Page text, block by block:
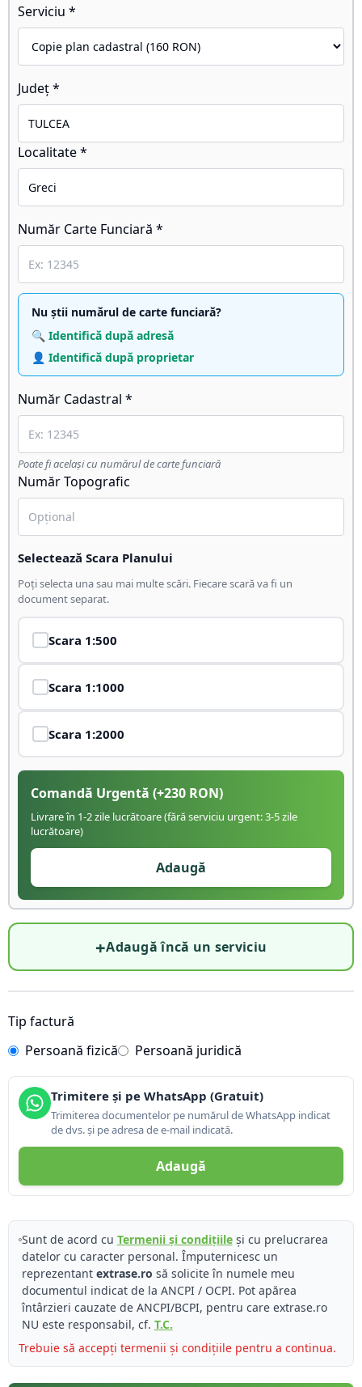
Serviciu *
Județ *
Localitate *
Număr Carte Funciară *
Nu știi numărul de carte funciară?
🔍 Identifică după adresă
👤 Identifică după proprietar
Număr Cadastral *
Poate fi același cu numărul de carte funciară
Număr Topografic
Selectează Scara Planului
Poți selecta una sau mai multe scări. Fiecare scară va fi un
document separat.
Scara 1:500
Scara 1:1000
Scara 1:2000
Comandă Urgentă (+230 RON)
Livrare în 1-2 zile lucrătoare (fără serviciu urgent: 3-5 zile
lucrătoare)
Adaugă
+Adaugă încă un serviciu
Tip factură
Persoană fizică
Persoană juridică
Trimitere și pe WhatsApp (Gratuit)
Trimiterea documentelor pe numărul de WhatsApp indicat
de dvs. și pe adresa de e-mail indicată.
Adaugă
Sunt de acord cu Termenii și condițiileși cu prelucrarea
datelor cu caracter personal. Împuternicesc un
reprezentant extrase.ro să solicite în numele meu
documentul indicat de la ANCPI / OCPI. Pot apărea
întârzieri cauzate de ANCPI/BCPI, pentru care extrase.ro
NU este responsabil, cf. T.C.
Trebuie să accepți termenii și condițiile pentru a continua.